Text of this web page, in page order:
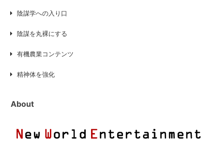
陰謀学への入り口
陰謀を丸裸にする
有機農業コンテンツ
精神体を強化
About